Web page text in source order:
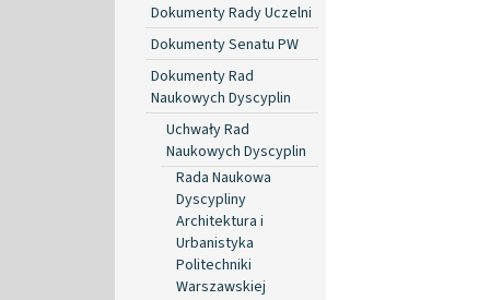
Dokumenty Rady Uczelni
Dokumenty Senatu PW
Dokumenty Rad
Naukowych Dyscyplin
Uchwały Rad
Naukowych Dyscyplin
Rada Naukowa
Dyscypliny
Architektura i
Urbanistyka
Politechniki
Warszawskiej